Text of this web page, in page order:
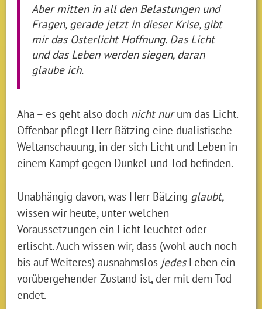
Aber mitten in all den Belastungen und
Fragen, gerade jetzt in dieser Krise, gibt
mir das Osterlicht Hoffnung. Das Licht
und das Leben werden siegen, daran
glaube ich.
Aha – es geht also doch nicht nurum das Licht.
Offenbar pflegt Herr Bätzing eine dualistische
Weltanschauung, in der sich Licht und Leben in
einem Kampf gegen Dunkel und Tod befinden.
Unabhängig davon, was Herr Bätzing glaubt,
wissen wir heute, unter welchen
Voraussetzungen ein Licht leuchtet oder
erlischt. Auch wissen wir, dass (wohl auch noch
bis auf Weiteres) ausnahmslos jedes Leben ein
vorübergehender Zustand ist, der mit dem Tod
endet.